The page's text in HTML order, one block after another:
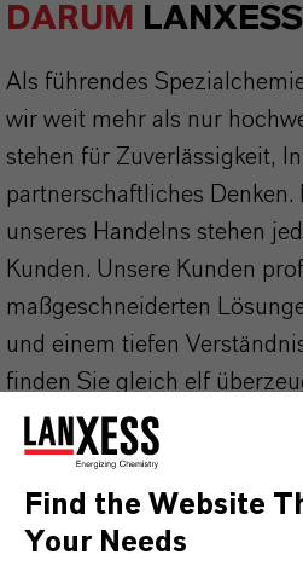
DARUM
Als führendes
wir weit mehr als nur
stehen für Zuverlässigkeit,
partnerschaftliches
unseres Handelns stehen
Kunden. Unsere Kunden
maßgeschneiderten
und einem tiefen
finden Sie gleich elf
LANXESS der richtige
ist.
IM MITTELPUNKT
KUNDINNEN UND KUNDEN!
Find the Website
Your Needs